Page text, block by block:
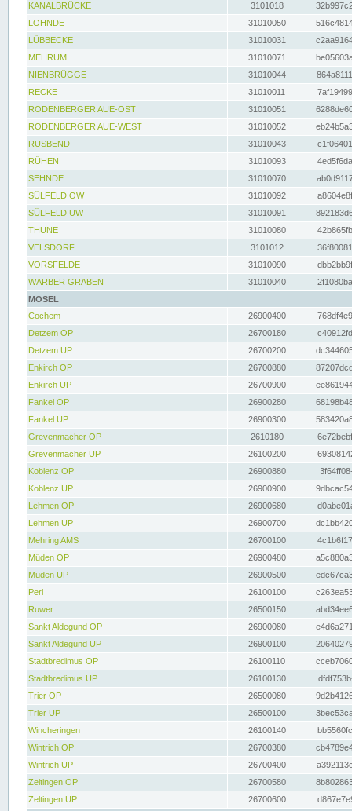
KANALBRÜCKE
3101018
LOHNDE
31010050
LÜBBECKE
31010031
MEHRUM
31010071
NIENBRÜGGE
31010044
RECKE
31010011
RODENBERGER AUE-OST
31010051
RODENBERGER AUE-WEST
31010052
RUSBEND
31010043
RÜHEN
31010093
SEHNDE
31010070
SÜLFELD OW
31010092
SÜLFELD UW
31010091
THUNE
31010080
VELSDORF
3101012
VORSFELDE
31010090
WARBER GRABEN
31010040
MOSEL
Cochem
26900400
Detzem OP
26700180
Detzem UP
26700200
Enkirch OP
26700880
Enkirch UP
26700900
Fankel OP
26900280
Fankel UP
26900300
Grevenmacher OP
2610180
Grevenmacher UP
26100200
Koblenz OP
26900880
Koblenz UP
26900900
Lehmen OP
26900680
Lehmen UP
26900700
Mehring AMS
26700100
Müden OP
26900480
Müden UP
26900500
Perl
26100100
Ruwer
26500150
Sankt Aldegund OP
26900080
Sankt Aldegund UP
26900100
Stadtbredimus OP
26100110
Stadtbredimus UP
26100130
Trier OP
26500080
Trier UP
26500100
Wincheringen
26100140
Wintrich OP
26700380
Wintrich UP
26700400
Zeltingen OP
26700580
Zeltingen UP
26700600